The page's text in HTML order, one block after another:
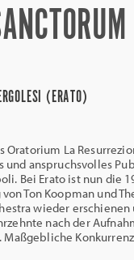
(ERATO)
Oratorium La
und anspruchsvolles
Bei Erato ist nun die
Ton Koopman und
wieder erschienen
nach der
Maßgebliche